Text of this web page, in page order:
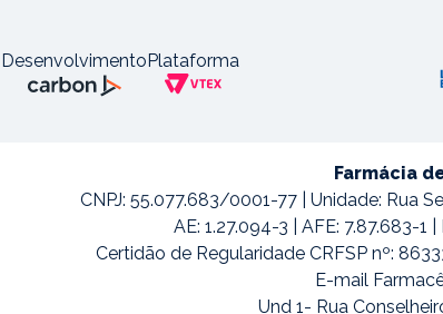
DesenvolvimentoPlataforma
Farmácia
CNPJ: 55.077.683/0001-77 | Unidade: Rua
AE: 1.27.094-3 | AFE: 7.87.683-
Certidão de Regularidade CRFSP nº:
E-mail
Und 1- Rua